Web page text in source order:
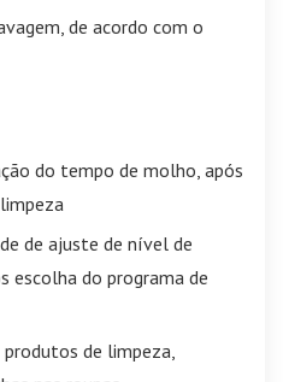
de acordo com o
do tempo de molho, após
de ajuste de nível de
escolha do programa de
de limpeza,